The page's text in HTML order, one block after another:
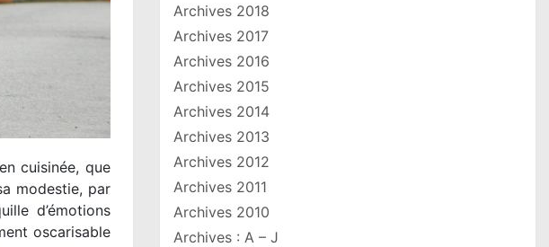
cuisinée, que
modestie, par
d’émotions
oscarisable
Archives 2018
Archives 2017
Archives 2016
Archives 2015
Archives 2014
Archives 2013
Archives 2012
Archives 2011
Archives 2010
Archives : A – J